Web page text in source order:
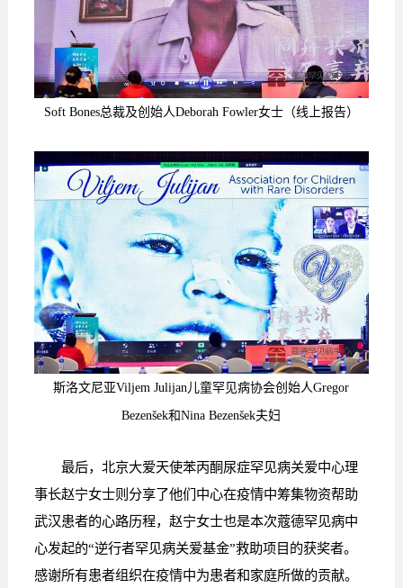
Soft Bones总裁及创始人Deborah Fowler女士（线上报告）
斯洛文尼亚Viljem Julijan儿童罕见病协会创始人Gregor
Bezenšek和Nina Bezenšek夫妇
最后，北京大爱天使苯丙酮尿症罕见病关爱中心理
事长赵宁女士则分享了他们中心在疫情中筹集物资帮助
武汉患者的心路历程，赵宁女士也是本次蔻德罕见病中
心发起的“逆行者罕见病关爱基金”救助项目的获奖者。
感谢所有患者组织在疫情中为患者和家庭所做的贡献。